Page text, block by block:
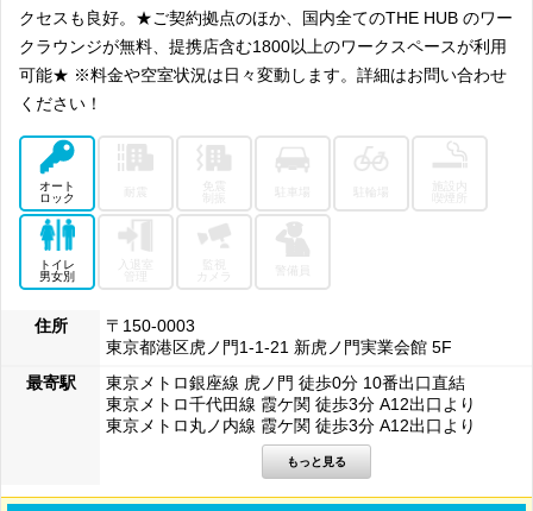
クセスも良好。★ご契約拠点のほか、国内全てのTHE HUB のワー
クラウンジが無料、提携店含む1800以上のワークスペースが利用
可能★ ※料金や空室状況は日々変動します。詳細はお問い合わせ
ください！
オート
ロック
喫煙所
トイレ
男女別
入退室
カメラ
警備員
住所
〒150-0003
東京都港区虎ノ門1-1-21 新虎ノ門実業会館 5F
最寄駅
東京メトロ銀座線 虎ノ門 徒歩0分 10番出口直結
東京メトロ千代田線 霞ケ関 徒歩3分 A12出口より
東京メトロ丸ノ内線 霞ケ関 徒歩3分 A12出口より